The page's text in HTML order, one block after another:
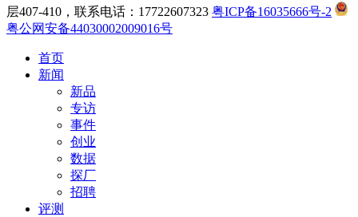
层407-410，联系电话：17722607323 粤ICP备16035666号-2
粤公网安备44030002009016号
首页
新闻
新品
专访
事件
创业
数据
探厂
招聘
评测